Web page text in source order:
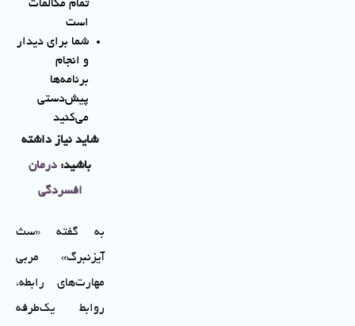
تمام مکالمات
است
شما برای دیدار
و انجام
برنامه‌ها
پیش‌دستی
می‌کنید
شاید نیاز داشته
باشید: درمان
افسردگی
به گفته «سث
آیزنبرگ» مربی
مهارت‌های رابطه،
روابط یک‌طرفه